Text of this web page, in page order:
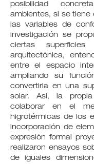
posibilidad
ambientes, si se
las variables de
investigación se
ciertas
arquitectónica,
entre el espacio
ampliando su
convertirla en una
solar. Así, la
colaborar en el
higrotérmicas de los
incorporación de
expresión formal
realizaron ensayos
de iguales